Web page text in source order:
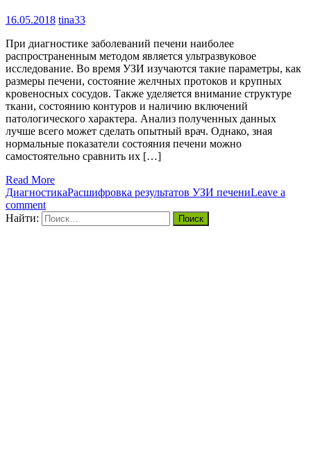
16.05.2018 tina33
При диагностике заболеваний печени наиболее
распространенным методом является ультразвуковое
исследование. Во время УЗИ изучаются такие параметры, как
размеры печени, состояние желчных протоков и крупных
кровеносных сосудов. Также уделяется внимание структуре
ткани, состоянию контуров и наличию включений
патологического характера. Анализ полученных данных
лучше всего может сделать опытный врач. Однако, зная
нормальные показатели состояния печени можно
самостоятельно сравнить их […]
Read More
ДиагностикаРасшифровка результатов УЗИ печениLeave a
comment
Найти: